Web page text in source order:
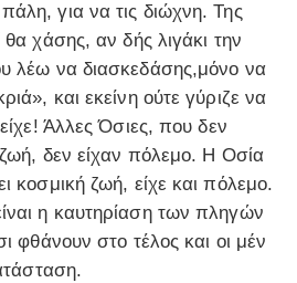
για να τις διώχνη. Της
θα χάσης, αν δής λιγάκι την
λέω να διασκεδάσης,μόνο να
και εκείνη ούτε γύριζε να
Άλλες Όσιες, που δεν
ζωή, δεν είχαν πόλεμο. Η Οσία
κοσμική ζωή, είχε και πόλεμο.
η καυτηρίαση των πληγών
φθάνουν στο τέλος και οι μέν